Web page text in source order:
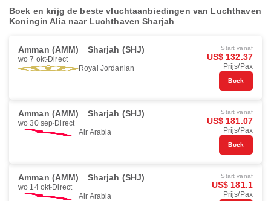
Boek en krijg de beste vluchtaanbiedingen van Luchthaven
Koningin Alia naar Luchthaven Sharjah
Amman (AMM) Sharjah (SHJ)
wo 7 okt Direct
Royal Jordanian
Start vanaf
US$ 132.37
Prijs/Pax
Boek
Amman (AMM) Sharjah (SHJ)
wo 30 sep Direct
Air Arabia
Start vanaf
US$ 181.07
Prijs/Pax
Boek
Amman (AMM) Sharjah (SHJ)
wo 14 okt Direct
Air Arabia
Start vanaf
US$ 181.1
Prijs/Pax